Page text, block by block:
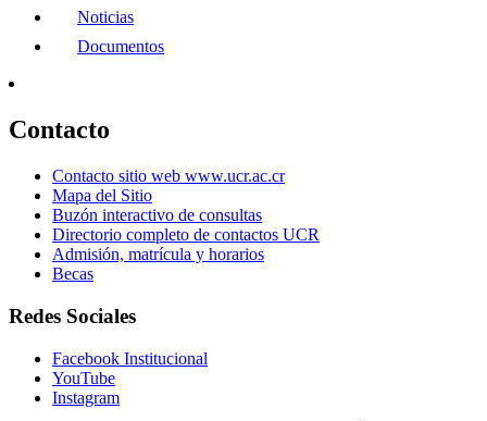
Noticias
Documentos
Contacto
Contacto sitio web www.ucr.ac.cr
Mapa del Sitio
Buzón interactivo de consultas
Directorio completo de contactos UCR
Admisión, matrícula y horarios
Becas
Redes Sociales
Facebook Institucional
YouTube
Instagram